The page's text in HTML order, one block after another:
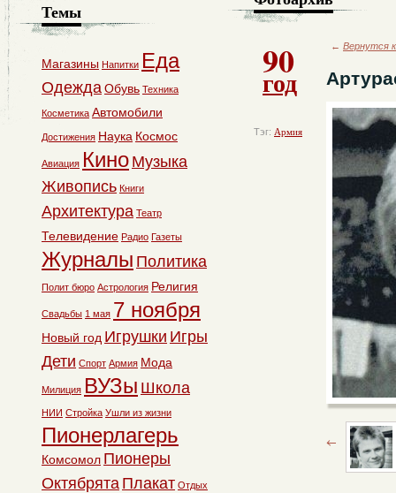
90
год
Тэг: Армия
← Вернутся
Темы
Магазины Напитки Еда
ОдеждаОбувь Техника
Косметика Автомобили
Достижения Наука Космос
Авиация Кино Музыка
Живопись Книги
Архитектура Театр
Телевидение Радио Газеты
Журналы Политика
Полит бюро Астрология Религия
Свадьбы 1 мая 7 ноября
Новый год Игрушки Игры
Дети Спорт Армия Мода
Милиция ВУЗы Школа
НИИ Стройка Ушли из жизни
Пионерлагерь
Комсомол Пионеры
Октябрята Плакат Отдых